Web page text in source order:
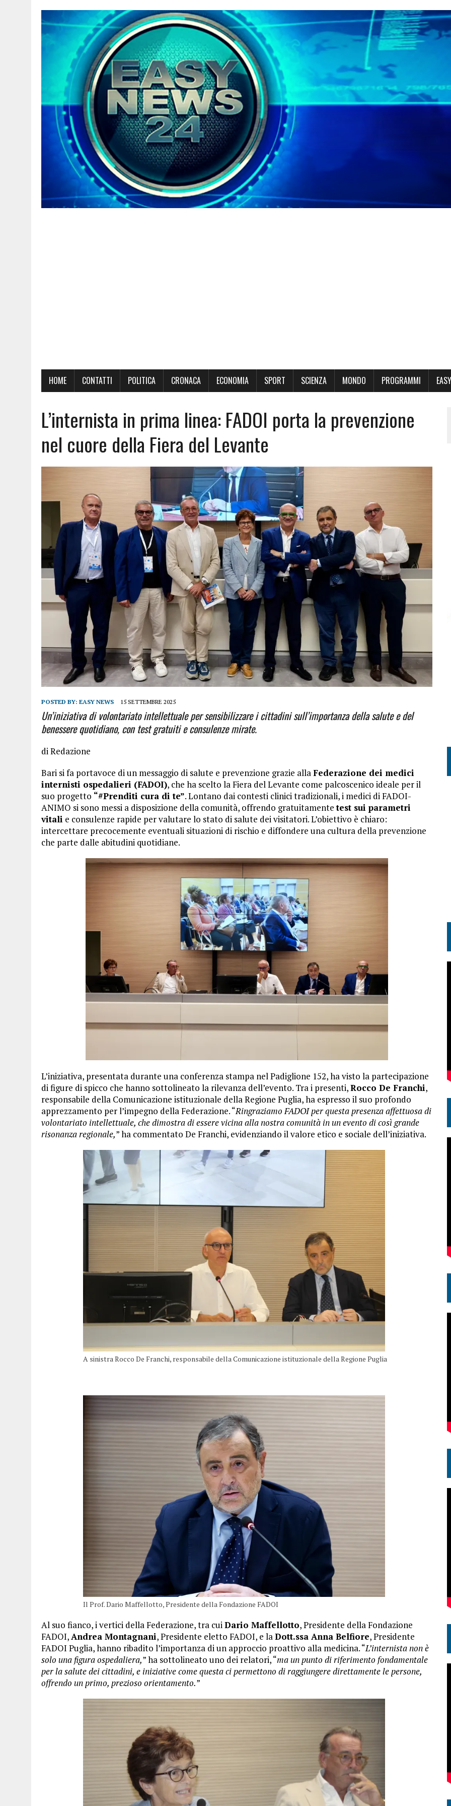
HOME CONTATTI POLITICA CRONACA ECONOMIA SPORT SCIENZA MONDO PROGRAMMI
L’internista in prima linea: FADOI porta la prevenzione
nel cuore della Fiera del Levante
POSTED BY: EASY NEWS 15 SETTEMBRE 2025
Un’iniziativa di volontariato intellettuale per sensibilizzare i cittadini sull’importanza della salute e del
benessere quotidiano, con test gratuiti e consulenze mirate.
di Redazione
Bari si fa portavoce di un messaggio di salute e prevenzione grazie allaFederazione dei medici
internisti ospedalieri (FADOI), che ha scelto la Fiera del Levante come palcoscenico ideale per il
suo progetto “#Prenditi cura di te”. Lontano dai contesti clinici tradizionali, i medici di FADOI-
ANIMO si sono messi a disposizione della comunità, offrendo gratuitamentetest sui parametri
vitali e consulenze rapide per valutare lo stato di salute dei visitatori. L’obiettivo è chiaro:
intercettare precocemente eventuali situazioni di rischio e diffondere una cultura della prevenzione
che parte dalle abitudini quotidiane.
L’iniziativa, presentata durante una conferenza stampa nel Padiglione 152, ha visto la partecipazione
di figure di spicco che hanno sottolineato la rilevanza dell’evento. Tra i presenti,Rocco De Franchi,
responsabile della Comunicazione istituzionale della Regione Puglia, ha espresso il suo profondo
apprezzamento per l’impegno della Federazione. “Ringraziamo FADOI per questa presenza affettuosa di
volontariato intellettuale, che dimostra di essere vicina alla nostra comunità in un evento di così grande
risonanza regionale,” ha commentato De Franchi, evidenziando il valore etico e sociale dell’iniziativa.
A sinistra Rocco De Franchi, responsabile della Comunicazione istituzionale della Regione Puglia
Il Prof. Dario Maffellotto, Presidente della Fondazione FADOI
Al suo fianco, i vertici della Federazione, tra cuiDario Maffellotto, Presidente della Fondazione
FADOI,Andrea Montagnani, Presidente eletto FADOI, e laDott.ssa Anna Belfiore, Presidente
FADOI Puglia, hanno ribadito l’importanza di un approccio proattivo alla medicina. “L’internista non è
solo una figura ospedaliera,” ha sottolineato uno dei relatori, “ma un punto di riferimento fondamentale
per la salute dei cittadini, e iniziative come questa ci permettono di raggiungere direttamente le persone,
offrendo un primo, prezioso orientamento.”